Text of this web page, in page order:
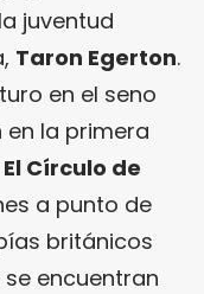
juventud
Taron Egerton.
en el seno
la primera
Círculo de
a punto de
británicos
encuentran